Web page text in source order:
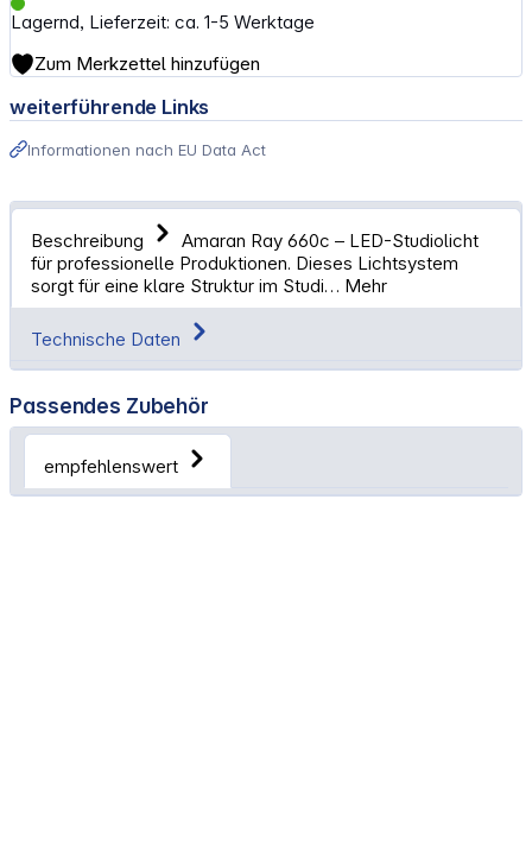
Lagernd, Lieferzeit: ca. 1-5 Werktage
Zum Merkzettel hinzufügen
weiterführende Links
Informationen nach EU Data Act
Beschreibung
Amaran Ray 660c – LED-Studiolicht
für professionelle Produktionen. Dieses Lichtsystem
sorgt für eine klare Struktur im Studi… Mehr
Technische Daten
Passendes Zubehör
empfehlenswert